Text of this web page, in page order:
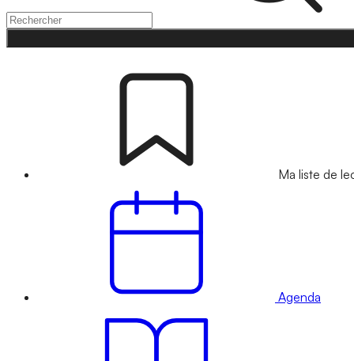
Ma liste de
Agenda